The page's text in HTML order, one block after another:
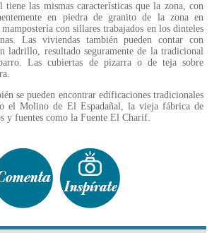
las mismas características que la zona, con
en piedra de granito de la zona en
con sillares trabajados en los dinteles
Las viviendas también pueden contar con
ladrillo, resultado seguramente de la tradicional
Las cubiertas de pizarra o de teja sobre
se pueden encontrar edificaciones tradicionales
el Molino de El Espadañal, la vieja fábrica de
y fuentes como la Fuente El Charif.